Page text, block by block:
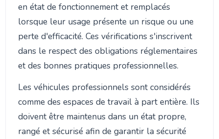
en état de fonctionnement et remplacés
lorsque leur usage présente un risque ou une
perte d'efficacité. Ces vérifications s'inscrivent
dans le respect des obligations réglementaires
et des bonnes pratiques professionnelles.
Les véhicules professionnels sont considérés
comme des espaces de travail à part entière. Ils
doivent être maintenus dans un état propre,
rangé et sécurisé afin de garantir la sécurité